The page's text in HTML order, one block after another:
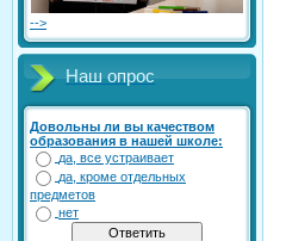
-->
Наш опрос
Довольны ли вы качеством
образования в нашей школе:
да, все устраивает
да, кроме отдельных
предметов
нет